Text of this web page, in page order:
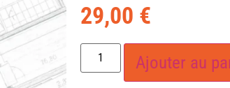
29,00 €
Ajouter au